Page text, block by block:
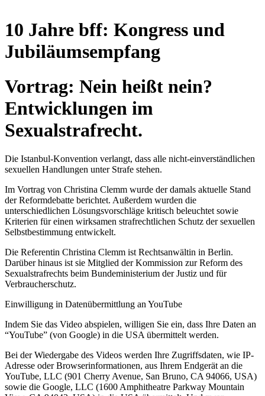
10 Jahre bff: Kongress und
Jubiläumsempfang
Vortrag: Nein heißt nein?
Entwicklungen im
Sexualstrafrecht.
Die Istanbul-Konvention verlangt, dass alle nicht-einverständlichen
sexuellen Handlungen unter Strafe stehen.
Im Vortrag von Christina Clemm wurde der damals aktuelle Stand
der Reformdebatte berichtet. Außerdem wurden die
unterschiedlichen Lösungsvorschläge kritisch beleuchtet sowie
Kriterien für einen wirksamen strafrechtlichen Schutz der sexuellen
Selbstbestimmung entwickelt.
Die Referentin Christina Clemm ist Rechtsanwältin in Berlin.
Darüber hinaus ist sie Mitglied der Kommission zur Reform des
Sexualstrafrechts beim Bundeministerium der Justiz und für
Verbraucherschutz.
Einwilligung in Datenübermittlung an YouTube
Indem Sie das Video abspielen, willigen Sie ein, dass Ihre Daten an
“YouTube” (von Google) in die USA übermittelt werden.
Bei der Wiedergabe des Videos werden Ihre Zugriffsdaten, wie IP-
Adresse oder Browserinformationen, aus Ihrem Endgerät an die
YouTube, LLC (901 Cherry Avenue, San Bruno, CA 94066, USA)
sowie die Google, LLC (1600 Amphitheatre Parkway Mountain